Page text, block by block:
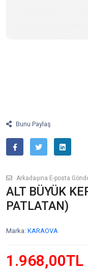
Bunu Paylaş
Arkadaşına E-posta
ALT BÜYÜK
PATLATAN)
Marka: KARAOVA
1.968,00TL